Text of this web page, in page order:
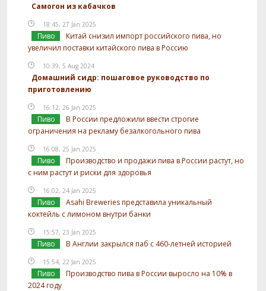
Самогон из кабачков
18:45, 27 Jan 2025
Пиво
Китай снизил импорт российского пива, но
увеличил поставки китайского пива в Россию
10:39, 5 Aug 2024
Домашний сидр: пошаговое руководство по
приготовлению
16:12, 26 Jan 2025
Пиво
В России предложили ввести строгие
ограничения на рекламу безалкогольного пива
16:08, 25 Jan 2025
Пиво
Производство и продажи пива в России растут, но
с ним растут и риски для здоровья
16:02, 24 Jan 2025
Пиво
Asahi Breweries представила уникальный
коктейль с лимоном внутри банки
15:57, 23 Jan 2025
Пиво В Англии закрылся паб с 460-летней историей
15:54, 22 Jan 2025
Пиво
Производство пива в России выросло на 10% в
2024 году